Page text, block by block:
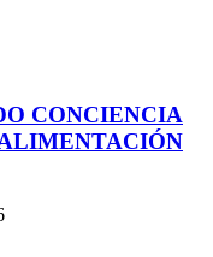
CONCIENCIA